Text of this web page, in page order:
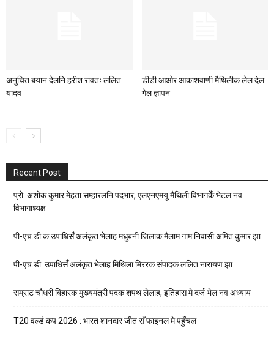
अनुचित बयान देलनि हरीश रावतः ललित
यादव
डीडी आओर आकाशवाणी मैथिलीक लेल देल
गेल ज्ञापन
Recent Post
प्रो. अशोक कुमार मेहता सम्हारलनि पदभार, एलएनएमयू मैथिली विभागकेँ भेटल नव
विभागाध्यक्ष
पी-एच.डी.क उपाधिसँ अलंकृत भेलाह मधुबनी जिलाक मैलाम गाम निवासी अमित कुमार झा
पी-एच.डी. उपाधिसँ अलंकृत भेलाह मिथिला मिररक संपादक ललित नारायण झा
सम्राट चौधरी बिहारक मुख्यमंत्री पदक शपथ लेलाह, इतिहास मे दर्ज भेल नव अध्याय
T20 वर्ल्ड कप 2026 : भारत शानदार जीत सँ फाइनल मे पहुँचल